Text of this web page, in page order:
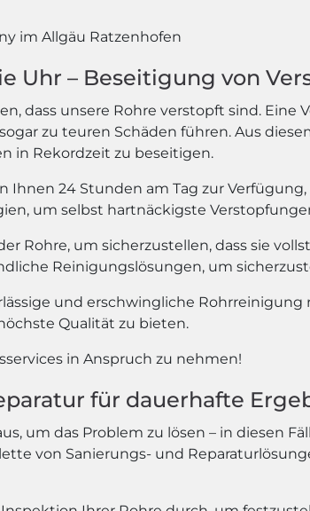
im Allgäu Ratzenhofen
Uhr – Beseitigung von
dass unsere Rohre verstopft sind. Eine
zu teuren Schäden führen. Aus
in Rekordzeit zu beseitigen.
24 Stunden am Tag zur
um selbst hartnäckigste
Rohre, um sicherzustellen, dass sie
Reinigungslösungen, um
und erschwingliche
Qualität zu bieten.
in Anspruch zu nehmen!
für dauerhafte
um das Problem zu lösen – in diesen
von Sanierungs- und